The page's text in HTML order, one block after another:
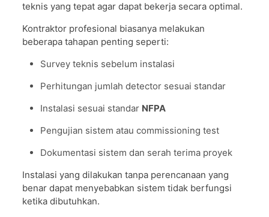
teknis yang tepat agar dapat bekerja secara optimal.
Kontraktor profesional biasanya melakukan
beberapa tahapan penting seperti:
Survey teknis sebelum instalasi
Perhitungan jumlah detector sesuai standar
Instalasi sesuai standar NFPA
Pengujian sistem atau commissioning test
Dokumentasi sistem dan serah terima proyek
Instalasi yang dilakukan tanpa perencanaan yang
benar dapat menyebabkan sistem tidak berfungsi
ketika dibutuhkan.